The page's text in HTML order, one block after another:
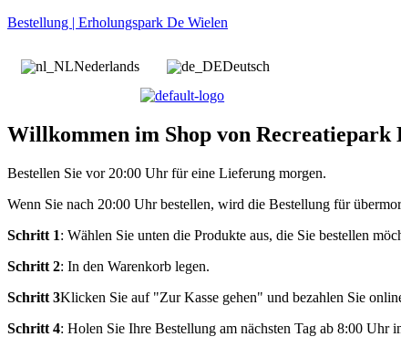
Bestellung | Erholungspark De Wielen
Nederlands Deutsch
Willkommen im Shop von Recreatiepark
Bestellen Sie vor 20:00 Uhr für eine Lieferung morgen.
Wenn Sie nach 20:00 Uhr bestellen, wird die Bestellung für
Schritt 1: Wählen Sie unten die Produkte aus, die Sie bestellen
Schritt 2: In den Warenkorb legen.
Schritt 3Klicken Sie auf "Zur Kasse gehen" und bezahlen Sie
Schritt 4: Holen Sie Ihre Bestellung am nächsten Tag ab 8:00 Uhr